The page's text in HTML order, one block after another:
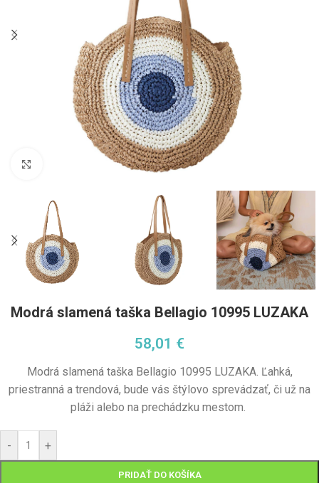
Pre zväčšenie kliknite
Modrá slamená taška Bellagio 10995 LUZAKA
58,01 €
Modrá slamená taška Bellagio 10995 LUZAKA. Ľahká,
priestranná a trendová, bude vás štýlovo sprevádzať, či už na
pláži alebo na prechádzku mestom.
- +
PRIDAŤ DO KOŠÍKA